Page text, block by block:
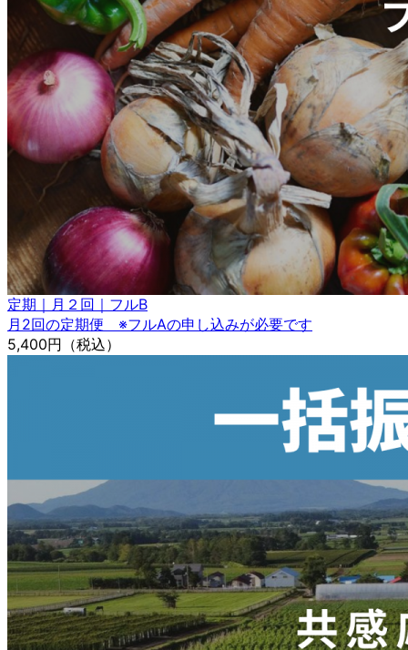
定期｜月２回｜フルB
月2回の定期便 ※フルAの申し込みが必要です
5,400円 （税込）